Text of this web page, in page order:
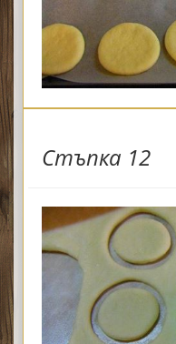
Стъпка 12